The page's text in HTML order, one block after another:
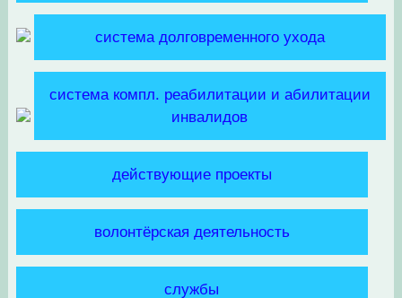
система долговременного ухода
система компл. реабилитации и абилитации
инвалидов
действующие проекты
волонтёрская деятельность
службы